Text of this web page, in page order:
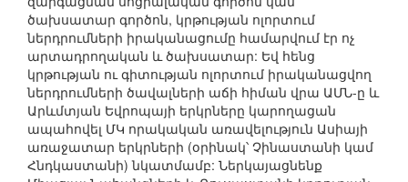
ծախսատար գործոն, կրթության ոլորտում
ներդրումների իրականացումը համարվում էր ոչ
արտադրողական և ծախսատար: Եվ հենց
կրթության ու գիտության ոլորտում իրականացվող
ներդրումների ծավալների աճի հիման վրա ԱՄՆ-ը և
Արևմտյան Եվրոպայի երկրները կարողացան
ապահովել ՄԿ որակական առավելություն Ասիայի
առաջատար երկրների (օրինակ՝ Չինաստանի կամ
Հնդկաստանի) նկատմամբ: Ներկայացնենք